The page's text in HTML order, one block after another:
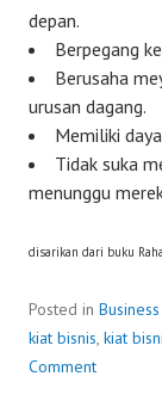
depan.
Berpegang
Berusaha
urusan dagang.
Memiliki
Tidak suka
menunggu
disarikan dari buku
Posted in Business
kiat bisnis, kiat
Comment